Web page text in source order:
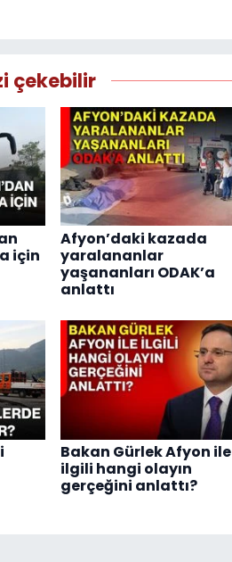
çekebilir
için
Afyon’daki kazada
yaralananlar
yaşananları ODAK’a
anlattı
Bakan Gürlek Afyon ile
ilgili hangi olayın
gerçeğini anlattı?